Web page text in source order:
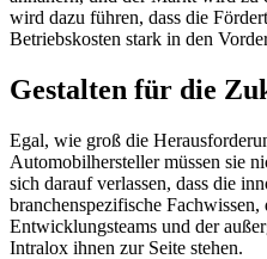
wird dazu führen, dass die
Betriebskosten stark in den
Gestalten für die
Egal, wie groß die
Automobilhersteller müssen sie
sich darauf verlassen, dass die
branchenspezifische
Entwicklungsteams und der
Intralox ihnen zur Seite stehen.